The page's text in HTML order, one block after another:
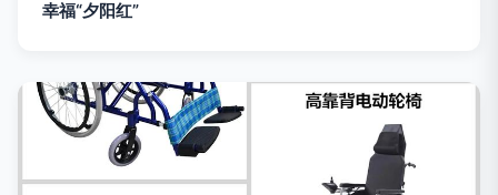
幸福“夕阳红”